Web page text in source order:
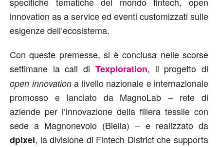
innovation as a service ed eventi customizzati sulle
esigenze dell’ecosistema.
Con queste premesse, si è conclusa nelle scorse
settimane la call di Texploration, il progetto di
open innovationa livello nazionale e internazionale
promosso e lanciato da MagnoLab – rete di
aziende per l’innovazione della filiera tessile con
sede a Magnonevolo (Biella) – e realizzato da
dpixel, la divisione di Fintech District che supporta